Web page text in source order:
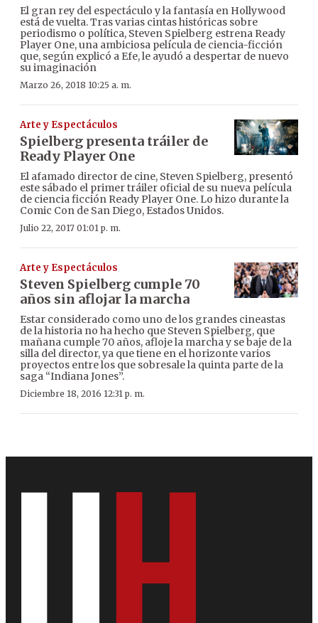
El gran rey del espectáculo y la fantasía en Hollywood
está de vuelta. Tras varias cintas históricas sobre
periodismo o política, Steven Spielberg estrena Ready
Player One, una ambiciosa película de ciencia-ficción
que, según explicó a Efe, le ayudó a despertar de nuevo
su imaginación
Marzo 26, 2018 10:25 a. m.
Arte y Espectáculos
Spielberg presenta tráiler de
Ready Player One
El afamado director de cine, Steven Spielberg, presentó
este sábado el primer tráiler oficial de su nueva película
de ciencia ficción Ready Player One. Lo hizo durante la
Comic Con de San Diego, Estados Unidos.
Julio 22, 2017 01:01 p. m.
Arte y Espectáculos
Steven Spielberg cumple 70
años sin aflojar la marcha
Estar considerado como uno de los grandes cineastas
de la historia no ha hecho que Steven Spielberg, que
mañana cumple 70 años, afloje la marcha y se baje de la
silla del director, ya que tiene en el horizonte varios
proyectos entre los que sobresale la quinta parte de la
saga “Indiana Jones”.
Diciembre 18, 2016 12:31 p. m.